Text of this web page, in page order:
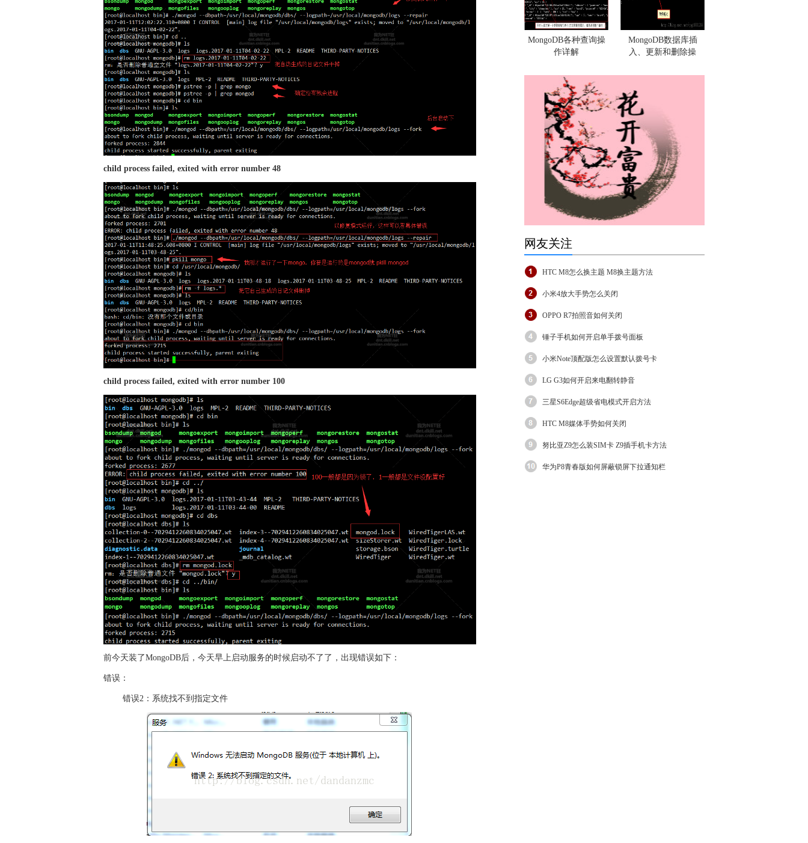
child process failed, exited with error number 48
child process failed, exited with error number 100
前今天装了MongoDB后，今天早上启动服务的时候启动不了了，出现错误如下：
错误：
错误2：系统找不到指定文件
MongoDB各种查询操
作详解
MongoDB数据库插
入、更新和删除操
网友关注
HTC M8怎么换主题 M8换主题方法
小米4放大手势怎么关闭
OPPO R7拍照音如何关闭
锤子手机如何开启单手拨号面板
小米Note顶配版怎么设置默认拨号卡
LG G3如何开启来电翻转静音
三星S6Edge超级省电模式开启方法
HTC M8媒体手势如何关闭
努比亚Z9怎么装SIM卡 Z9插手机卡方法
华为P8青春版如何屏蔽锁屏下拉通知栏